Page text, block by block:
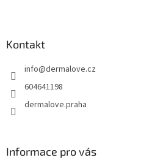
Kontakt
info@dermalove.cz
604641198
dermalove.praha
Informace pro vás